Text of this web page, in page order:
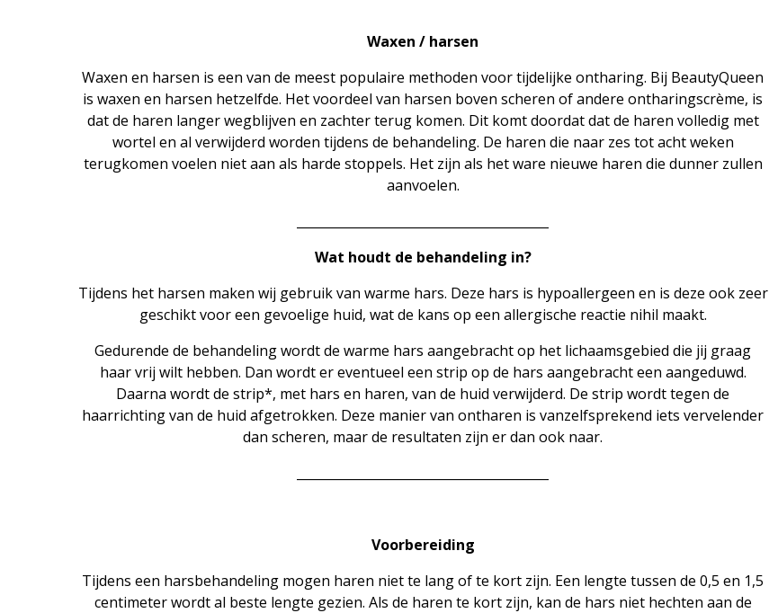
Waxen / harsen
Waxen en harsen is een van de meest populaire methoden voor tijdelijke ontharing. Bij BeautyQueen
is waxen en harsen hetzelfde. Het voordeel van harsen boven scheren of andere ontharingscrème, is
dat de haren langer wegblijven en zachter terug komen. Dit komt doordat dat de haren volledig met
wortel en al verwijderd worden tijdens de behandeling. De haren die naar zes tot acht weken
terugkomen voelen niet aan als harde stoppels. Het zijn als het ware nieuwe haren die dunner zullen
aanvoelen.
Wat houdt de behandeling in?
Tijdens het harsen maken wij gebruik van warme hars. Deze hars is hypoallergeen en is deze ook zeer
geschikt voor een gevoelige huid, wat de kans op een allergische reactie nihil maakt.
Gedurende de behandeling wordt de warme hars aangebracht op het lichaamsgebied die jij graag
haar vrij wilt hebben. Dan wordt er eventueel een strip op de hars aangebracht een aangeduwd.
Daarna wordt de strip*, met hars en haren, van de huid verwijderd. De strip wordt tegen de
haarrichting van de huid afgetrokken. Deze manier van ontharen is vanzelfsprekend iets vervelender
dan scheren, maar de resultaten zijn er dan ook naar.
Voorbereiding
Tijdens een harsbehandeling mogen haren niet te lang of te kort zijn. Een lengte tussen de 0,5 en 1,5
centimeter wordt al beste lengte gezien. Als de haren te kort zijn, kan de hars niet hechten aan de